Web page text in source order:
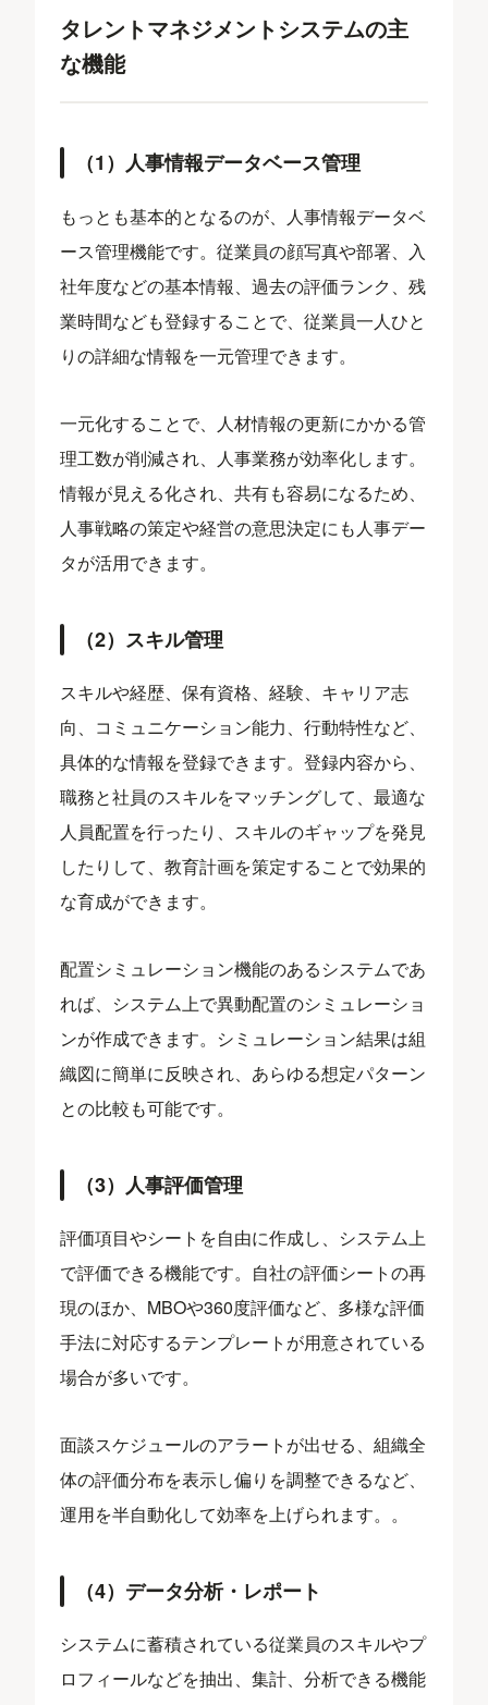
タレントマネジメントシステムの主
な機能
（1）人事情報データベース管理
もっとも基本的となるのが、人事情報データベ
ース管理機能です。従業員の顔写真や部署、入
社年度などの基本情報、過去の評価ランク、残
業時間なども登録することで、従業員一人ひと
りの詳細な情報を一元管理できます。
一元化することで、人材情報の更新にかかる管
理工数が削減され、人事業務が効率化します。
情報が見える化され、共有も容易になるため、
人事戦略の策定や経営の意思決定にも人事デー
タが活用できます。
（2）スキル管理
スキルや経歴、保有資格、経験、キャリア志
向、コミュニケーション能力、行動特性など、
具体的な情報を登録できます。登録内容から、
職務と社員のスキルをマッチングして、最適な
人員配置を行ったり、スキルのギャップを発見
したりして、教育計画を策定することで効果的
な育成ができます。
配置シミュレーション機能のあるシステムであ
れば、システム上で異動配置のシミュレーショ
ンが作成できます。シミュレーション結果は組
織図に簡単に反映され、あらゆる想定パターン
との比較も可能です。
（3）人事評価管理
評価項目やシートを自由に作成し、システム上
で評価できる機能です。自社の評価シートの再
現のほか、MBOや360度評価など、多様な評価
手法に対応するテンプレートが用意されている
場合が多いです。
面談スケジュールのアラートが出せる、組織全
体の評価分布を表示し偏りを調整できるなど、
運用を半自動化して効率を上げられます。。
（4）データ分析・レポート
システムに蓄積されている従業員のスキルやプ
ロフィールなどを抽出、集計、分析できる機能